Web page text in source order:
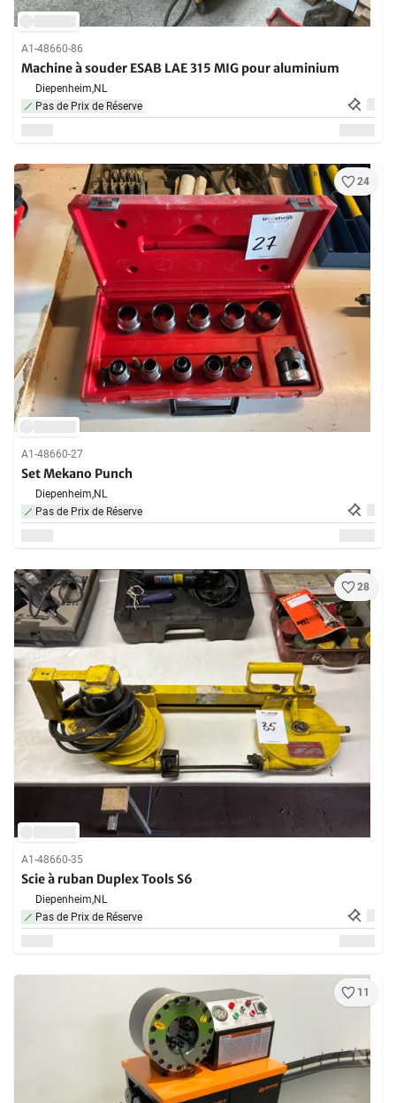
A1-48660-86
Machine à souder ESAB LAE 315 MIG pour aluminium
Diepenheim,NL
Pas de Prix de Réserve
24
A1-48660-27
Set Mekano Punch
Diepenheim,NL
Pas de Prix de Réserve
28
A1-48660-35
Scie à ruban Duplex Tools S6
Diepenheim,NL
Pas de Prix de Réserve
11